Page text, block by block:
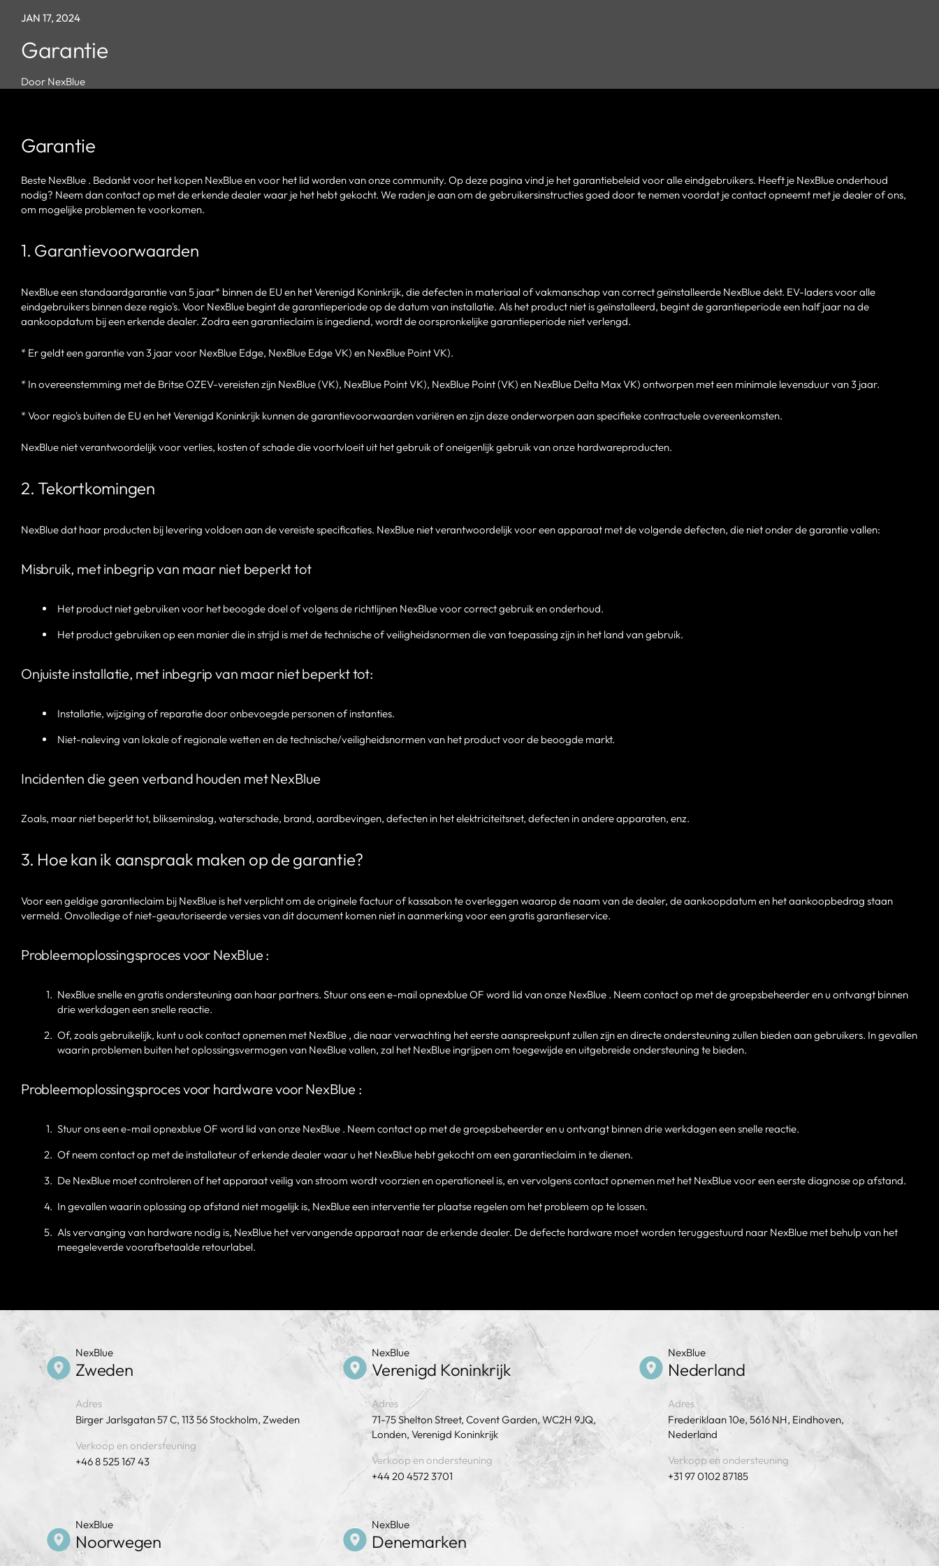
JAN 17, 2024
Garantie
Door NexBlue
Garantie
Beste NexBlue . Bedankt voor het kopen NexBlue en voor het lid worden van onze community. Op deze pagina vind je het garantiebeleid voor alle eindgebruikers. Heeft je NexBlue onderhoud
nodig? Neem dan contact op met de erkende dealer waar je het hebt gekocht. We raden je aan om de gebruikersinstructies goed door te nemen voordat je contact opneemt met je dealer of ons,
om mogelijke problemen te voorkomen.
1. Garantievoorwaarden
NexBlue een standaardgarantie van 5 jaar* binnen de EU en het Verenigd Koninkrijk, die defecten in materiaal of vakmanschap van correct geïnstalleerde NexBlue dekt. EV-laders voor alle
eindgebruikers binnen deze regio's. Voor NexBlue begint de garantieperiode op de datum van installatie. Als het product niet is geïnstalleerd, begint de garantieperiode een half jaar na de
aankoopdatum bij een erkende dealer. Zodra een garantieclaim is ingediend, wordt de oorspronkelijke garantieperiode niet verlengd.
* Er geldt een garantie van 3 jaar voor NexBlue Edge, NexBlue Edge VK) en NexBlue Point VK).
* In overeenstemming met de Britse OZEV-vereisten zijn NexBlue (VK), NexBlue Point VK), NexBlue Point (VK) en NexBlue Delta Max VK) ontworpen met een minimale levensduur van 3 jaar.
* Voor regio's buiten de EU en het Verenigd Koninkrijk kunnen de garantievoorwaarden variëren en zijn deze onderworpen aan specifieke contractuele overeenkomsten.
NexBlue niet verantwoordelijk voor verlies, kosten of schade die voortvloeit uit het gebruik of oneigenlijk gebruik van onze hardwareproducten.
2. Tekortkomingen
NexBlue dat haar producten bij levering voldoen aan de vereiste specificaties. NexBlue niet verantwoordelijk voor een apparaat met de volgende defecten, die niet onder de garantie vallen:
Misbruik, met inbegrip van maar niet beperkt tot
Het product niet gebruiken voor het beoogde doel of volgens de richtlijnen NexBlue voor correct gebruik en onderhoud.
Het product gebruiken op een manier die in strijd is met de technische of veiligheidsnormen die van toepassing zijn in het land van gebruik.
Onjuiste installatie, met inbegrip van maar niet beperkt tot:
Installatie, wijziging of reparatie door onbevoegde personen of instanties.
Niet-naleving van lokale of regionale wetten en de technische/veiligheidsnormen van het product voor de beoogde markt.
Incidenten die geen verband houden met NexBlue
Zoals, maar niet beperkt tot, blikseminslag, waterschade, brand, aardbevingen, defecten in het elektriciteitsnet, defecten in andere apparaten, enz.
3. Hoe kan ik aanspraak maken op de garantie?
Voor een geldige garantieclaim bij NexBlue is het verplicht om de originele factuur of kassabon te overleggen waarop de naam van de dealer, de aankoopdatum en het aankoopbedrag staan
vermeld. Onvolledige of niet-geautoriseerde versies van dit document komen niet in aanmerking voor een gratis garantieservice.
Probleemoplossingsproces voor NexBlue :
NexBlue snelle en gratis ondersteuning aan haar partners. Stuur ons een e-mail opnexblue OF word lid van onze NexBlue . Neem contact op met de groepsbeheerder en u ontvangt binnen
drie werkdagen een snelle reactie.
Of, zoals gebruikelijk, kunt u ook contact opnemen met NexBlue , die naar verwachting het eerste aanspreekpunt zullen zijn en directe ondersteuning zullen bieden aan gebruikers. In gevallen
waarin problemen buiten het oplossingsvermogen van NexBlue vallen, zal het NexBlue ingrijpen om toegewijde en uitgebreide ondersteuning te bieden.
Probleemoplossingsproces voor hardware voor NexBlue :
Stuur ons een e-mail opnexblue OF word lid van onze NexBlue . Neem contact op met de groepsbeheerder en u ontvangt binnen drie werkdagen een snelle reactie.
Of neem contact op met de installateur of erkende dealer waar u het NexBlue hebt gekocht om een garantieclaim in te dienen.
De NexBlue moet controleren of het apparaat veilig van stroom wordt voorzien en operationeel is, en vervolgens contact opnemen met het NexBlue voor een eerste diagnose op afstand.
In gevallen waarin oplossing op afstand niet mogelijk is, NexBlue een interventie ter plaatse regelen om het probleem op te lossen.
Als vervanging van hardware nodig is, NexBlue het vervangende apparaat naar de erkende dealer. De defecte hardware moet worden teruggestuurd naar NexBlue met behulp van het
meegeleverde voorafbetaalde retourlabel.
NexBlue
Zweden
Adres
Birger Jarlsgatan 57 C, 113 56 Stockholm, Zweden
Verkoop en ondersteuning
+46 8 525 167 43
NexBlue
Verenigd Koninkrijk
Adres
71-75 Shelton Street, Covent Garden, WC2H 9JQ,
Londen, Verenigd Koninkrijk
Verkoop en ondersteuning
+44 20 4572 3701
NexBlue
Nederland
Adres
Frederiklaan 10e, 5616 NH, Eindhoven,
Nederland
Verkoop en ondersteuning
+31 97 0102 87185
NexBlue
Noorwegen
NexBlue
Denemarken